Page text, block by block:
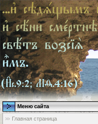
Меню сайта
Главная страница